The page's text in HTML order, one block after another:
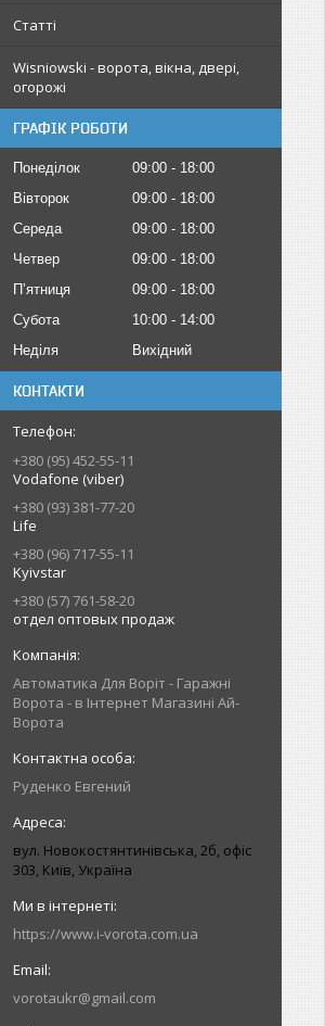
Статті
Wisniowski - ворота, вікна, двері,
огорожі
ГРАФІК РОБОТИ
Понеділок 09:00
18:00
Вівторок
09:00
18:00
Середа
09:00
18:00
Четвер
09:00
18:00
Пʼятниця
09:00
18:00
Субота
10:00
14:00
Неділя
Вихідний
КОНТАКТИ
+380 (95) 452-55-11
Vodafone (viber)
+380 (93) 381-77-20
Life
+380 (96) 717-55-11
Kyivstar
+380 (57) 761-58-20
отдел оптовых продаж
Автоматика Для Воріт - Гаражні
Ворота - в Інтернет Магазині Ай-
Ворота
Руденко Евгений
вул. Новокостянтинівська, 2б, офіс
303, Київ, Україна
https://www.i-vorota.com.ua
vorotaukr@gmail.com